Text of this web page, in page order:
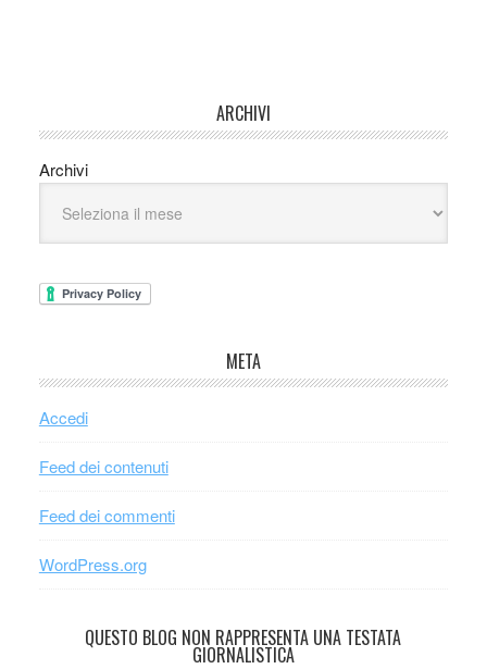
ARCHIVI
Archivi
META
Accedi
Feed dei contenuti
Feed dei commenti
WordPress.org
QUESTO BLOG NON RAPPRESENTA UNA TESTATA
GIORNALISTICA